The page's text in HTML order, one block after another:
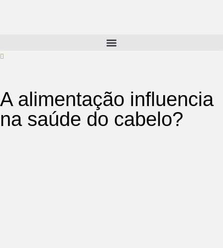
A alimentação influencia
na saúde do cabelo?